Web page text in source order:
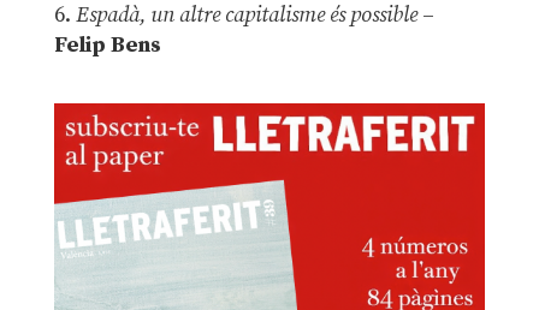
6. Espadà, un altre capitalisme és possible –
Felip Bens